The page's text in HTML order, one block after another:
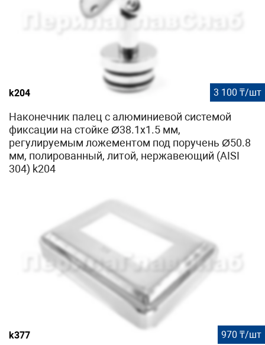
k204 3 100 ₸/шт
Наконечник палец с алюминиевой системой
фиксации на стойке Ø38.1х1.5 мм,
регулируемым ложементом под поручень Ø50.8
мм, полированный, литой, нержавеющий (AISI
304) k204
k377 970 ₸/шт